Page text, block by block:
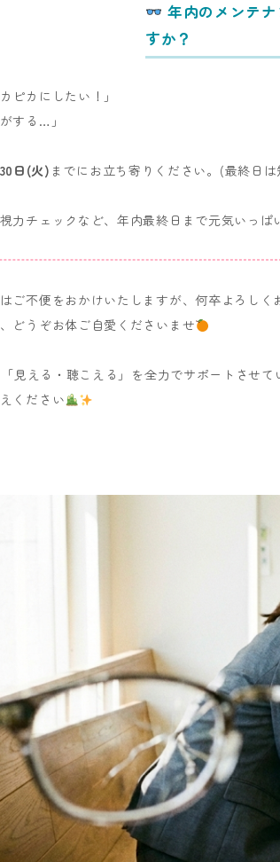
年内のメンテ
すか？
ピカにしたい！」
する…」
日(火) までにお立ち寄りください。(最終日
力チェックなど、年内最終日まで元気いっぱ
ご不便をおかけいたしますが、何卒よろしく
どうぞお体ご自愛くださいませ
見える・聴こえる」を全力でサポートさせて
ください